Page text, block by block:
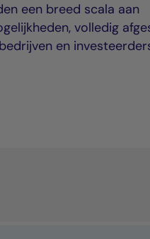
een breed scala aan
volledig
en